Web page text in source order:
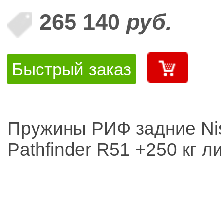
265 140 руб.
Быстрый заказ
Пружины РИФ задние
Pathfinder R51 +250 кг